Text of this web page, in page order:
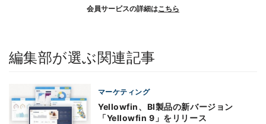
会員サービスの詳細はこちら
編集部が選ぶ関連記事
マーケティング
Yellowfin、BI製品の新バージョン
「Yellowfin 9」をリリース